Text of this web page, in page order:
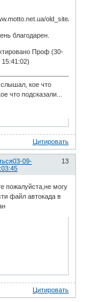
благодарен.
Проф (30-
15:41:02)
слышал, кое что
что подсказали...
Цитировать
13
03-09-
пожалуйста,не могу
файл автокада в
Цитировать